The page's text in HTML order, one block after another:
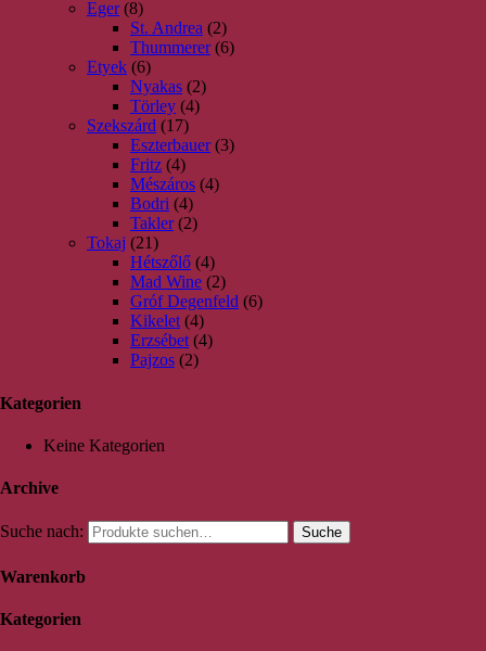
Eger (8)
St. Andrea (2)
Thummerer (6)
Etyek (6)
Nyakas (2)
Törley (4)
Szekszárd (17)
Eszterbauer (3)
Fritz (4)
Mészáros (4)
Bodri (4)
Takler (2)
Tokaj (21)
Hétszőlő (4)
Mad Wine (2)
Gróf Degenfeld (6)
Kikelet (4)
Erzsébet (4)
Pajzos (2)
Kategorien
Keine Kategorien
Archive
Suche nach: Suche
Warenkorb
Kategorien